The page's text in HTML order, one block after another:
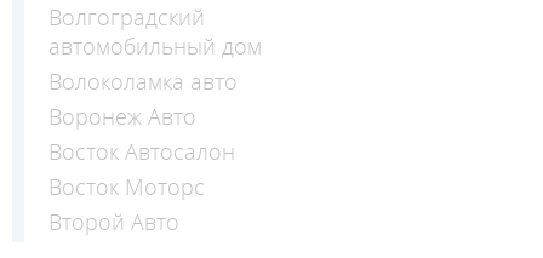
Волгоградский
автомобильный дом
Волоколамка авто
Воронеж Авто
Восток Автосалон
Восток Моторс
Второй Авто